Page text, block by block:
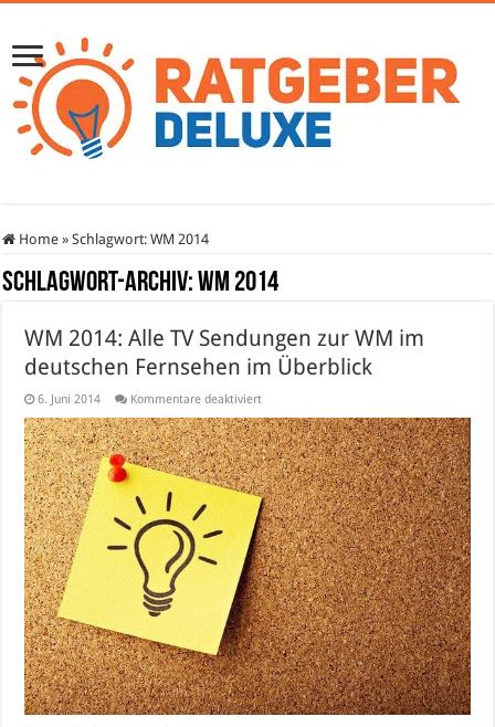
Home » Schlagwort:WM 2014
Schlagwort-Archiv:WM 2014
WM 2014: Alle TV Sendungen zur WM im
deutschen Fernsehen im Überblick
6. Juni 2014 Kommentare deaktiviertfür
2014:
Alle
TV
Sendungen
zur
WM
im
deutschen
Fernsehen
im
Überblick